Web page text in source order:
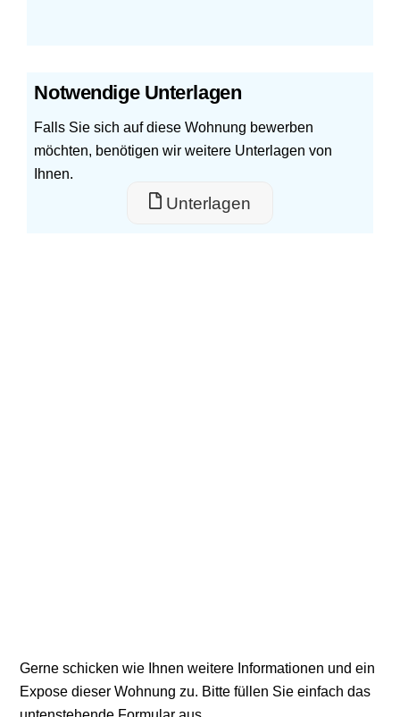
Notwendige Unterlagen
Falls Sie sich auf diese Wohnung bewerben
möchten, benötigen wir weitere Unterlagen von
Ihnen.
Unterlagen
Gerne schicken wie Ihnen weitere Informationen und ein
Expose dieser Wohnung zu. Bitte füllen Sie einfach das